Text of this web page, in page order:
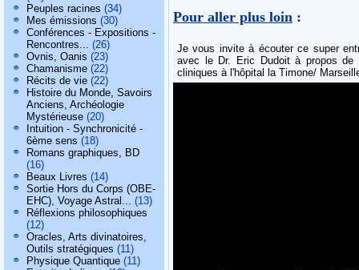
Peuples racines (34)
Mes émissions (30)
Conférences - Expositions -
Rencontres... (26)
Ovnis, Oanis (23)
Chamanisme (22)
Récits de vie (22)
Histoire du Monde, Savoirs
Anciens, Archéologie
Mystérieuse (20)
Intuition - Synchronicité -
6ème sens (18)
Romans graphiques, BD
(16)
Beaux Livres (14)
Sortie Hors du Corps (OBE-
EHC), Voyage Astral... (13)
Réflexions philosophiques
(12)
Oracles, Arts divinatoires,
Outils stratégiques (11)
Physique Quantique (11)
Pour aller plus loin :
Je vous invite à écouter ce super
avec le Dr. Eric Dudoit à propos de
cliniques à l'hôpital la Timone/